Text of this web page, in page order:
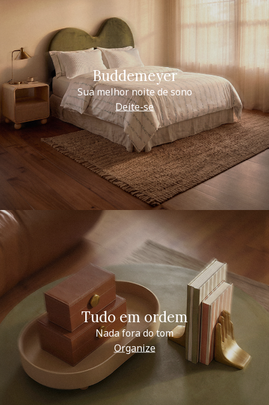
Buddemeyer
Sua melhor noite de sono
Deite-se
Tudo em ordem
Nada fora do tom
Organize